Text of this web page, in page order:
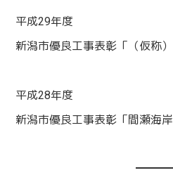
平成29年度
新潟市優良工事表彰「（仮称
平成28年度
新潟市優良工事表彰「間瀬海